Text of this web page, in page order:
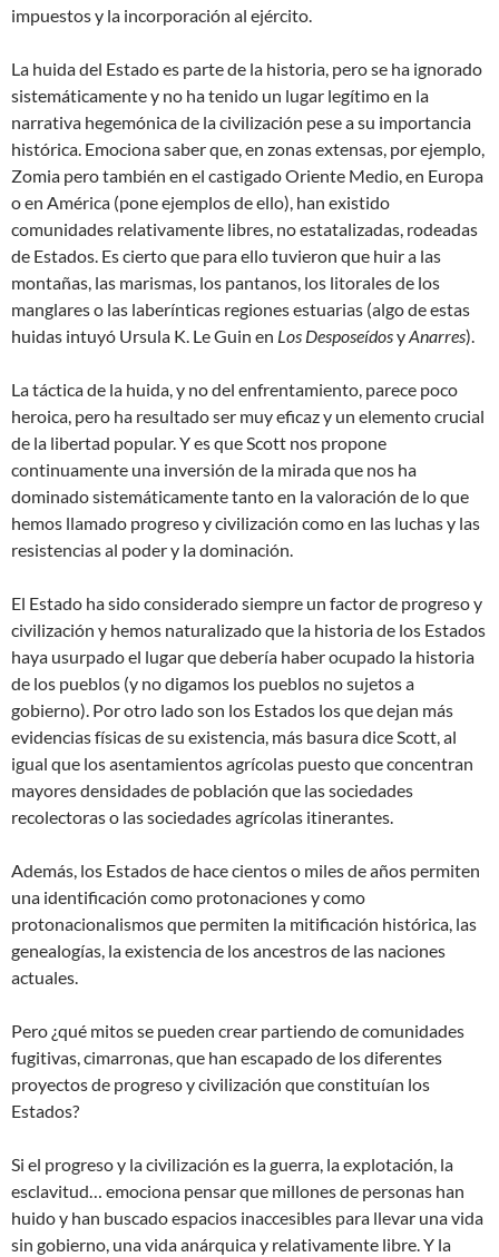
impuestos y la incorporación al ejército.
La huida del Estado es parte de la historia, pero se ha ignorado
sistemáticamente y no ha tenido un lugar legítimo en la
narrativa hegemónica de la civilización pese a su importancia
histórica. Emociona saber que, en zonas extensas, por ejemplo,
Zomia pero también en el castigado Oriente Medio, en Europa
o en América (pone ejemplos de ello), han existido
comunidades relativamente libres, no estatalizadas, rodeadas
de Estados. Es cierto que para ello tuvieron que huir a las
montañas, las marismas, los pantanos, los litorales de los
manglares o las laberínticas regiones estuarias (algo de estas
huidas intuyó Ursula K. Le Guin en Los DesposeídosyAnarres).
La táctica de la huida, y no del enfrentamiento, parece poco
heroica, pero ha resultado ser muy eficaz y un elemento crucial
de la libertad popular. Y es que Scott nos propone
continuamente una inversión de la mirada que nos ha
dominado sistemáticamente tanto en la valoración de lo que
hemos llamado progreso y civilización como en las luchas y las
resistencias al poder y la dominación.
El Estado ha sido considerado siempre un factor de progreso y
civilización y hemos naturalizado que la historia de los Estados
haya usurpado el lugar que debería haber ocupado la historia
de los pueblos (y no digamos los pueblos no sujetos a
gobierno). Por otro lado son los Estados los que dejan más
evidencias físicas de su existencia, más basura dice Scott, al
igual que los asentamientos agrícolas puesto que concentran
mayores densidades de población que las sociedades
recolectoras o las sociedades agrícolas itinerantes.
Además, los Estados de hace cientos o miles de años permiten
una identificación como protonaciones y como
protonacionalismos que permiten la mitificación histórica, las
genealogías, la existencia de los ancestros de las naciones
actuales.
Pero ¿qué mitos se pueden crear partiendo de comunidades
fugitivas, cimarronas, que han escapado de los diferentes
proyectos de progreso y civilización que constituían los
Estados?
Si el progreso y la civilización es la guerra, la explotación, la
esclavitud… emociona pensar que millones de personas han
huido y han buscado espacios inaccesibles para llevar una vida
sin gobierno, una vida anárquica y relativamente libre. Y la